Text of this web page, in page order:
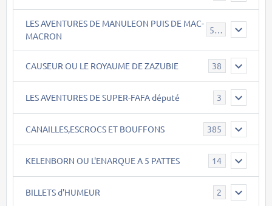
LES AVENTURES DE MANULEON PUIS DE MAC-
MACRON
543
CAUSEUR OU LE ROYAUME DE ZAZUBIE 38
LES AVENTURES DE SUPER-FAFA député 3
CANAILLES,ESCROCS ET BOUFFONS 385
KELENBORN OU L'ENARQUE A 5 PATTES 14
BILLETS d'HUMEUR 2